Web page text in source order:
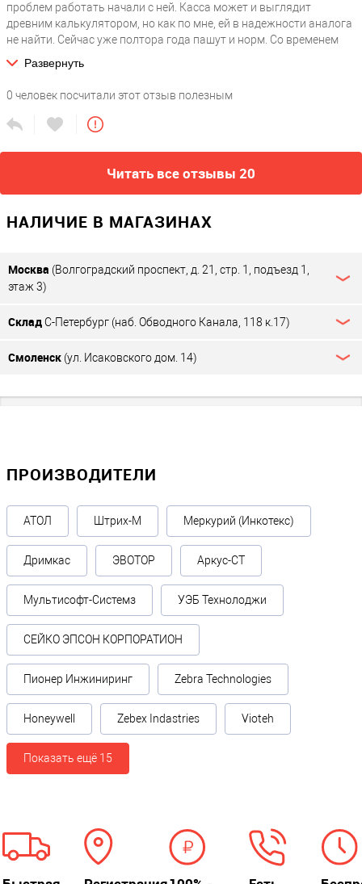
проблем работать начали с ней. Касса может и выглядит
древним калькулятором, но как по мне, ей в надежности аналога
не найти. Сейчас уже полтора года пашут и норм. Со временем
привыкли ко всем комбинациям
Развернуть
0 человек посчитали этот отзыв полезным
Читать все отзывы 20
НАЛИЧИЕ В МАГАЗИНАХ
Москва (Волгоградский проспект, д. 21, стр. 1, подъезд 1,
этаж 3)
СкладС-Петербург (наб. Обводного Канала, 118 к.17)
Смоленск (ул. Исаковского дом. 14)
ПРОИЗВОДИТЕЛИ
АТОЛ Штрих-М Меркурий (Инкотекс)
Дримкас ЭВОТОР Аркус-СТ
Мультисофт-Системз УЭБ Технолоджи
СЕЙКО ЭПСОН КОРПОРАТИОН
Пионер Инжиниринг Zebra Technologies
Honeywell Zebex Indastries Vioteh
Показать ещё 15